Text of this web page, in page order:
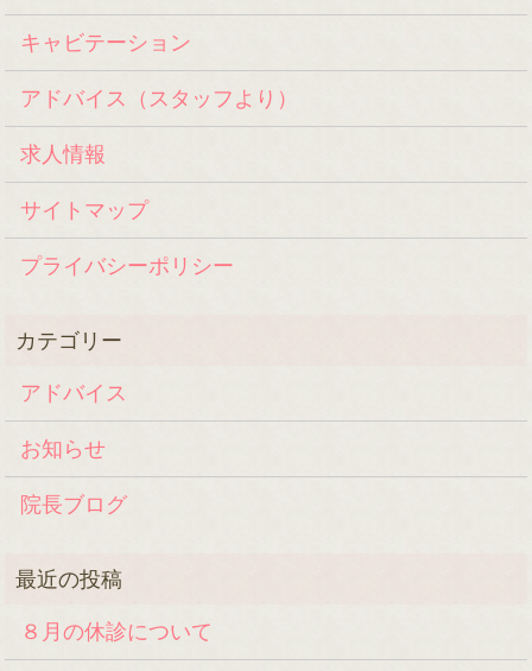
キャビテーション
アドバイス（スタッフより）
求人情報
サイトマップ
プライバシーポリシー
アドバイス
お知らせ
院長ブログ
８月の休診について